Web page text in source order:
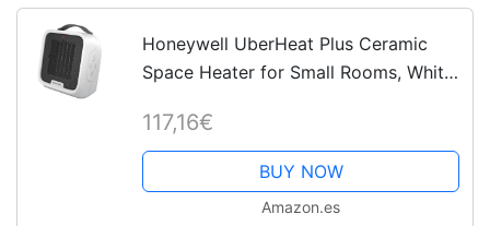
Honeywell UberHeat Plus Ceramic
Space Heater for Small Rooms, White,
117,16€
BUY NOW
Amazon.es